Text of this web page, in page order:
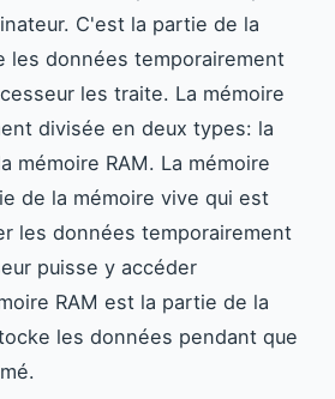
C'est la partie de la
les données temporairement
les traite. La mémoire
divisée en deux types: la
mémoire RAM. La mémoire
de la mémoire vive qui est
les données temporairement
puisse y accéder
RAM est la partie de la
les données pendant que